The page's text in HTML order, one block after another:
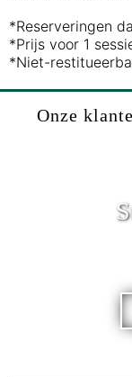
*Reserveringen
*Prijs voor 1
*Niet-
Onze